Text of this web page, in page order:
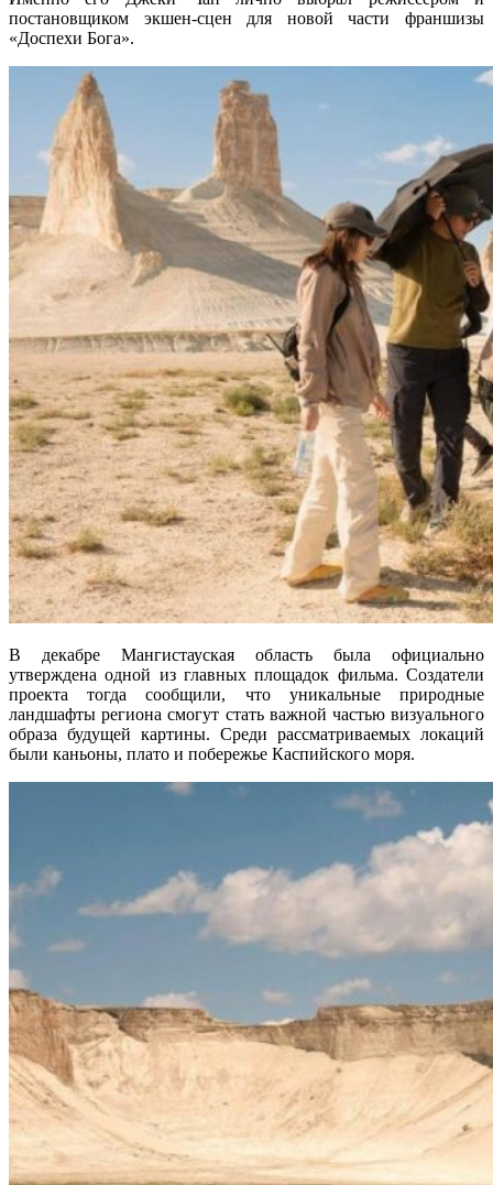
постановщиком экшен-сцен для новой части франшизы
«Доспехи Бога».
В декабре Мангистауская область была официально
утверждена одной из главных площадок фильма. Создатели
проекта тогда сообщили, что уникальные природные
ландшафты региона смогут стать важной частью визуального
образа будущей картины. Среди рассматриваемых локаций
были каньоны, плато и побережье Каспийского моря.